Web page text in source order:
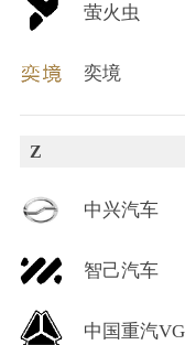
萤火虫
奕境
Z
中兴汽车
智己汽车
中国重汽